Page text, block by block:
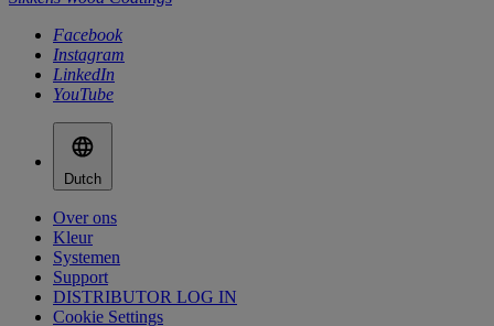
Facebook
Instagram
LinkedIn
YouTube
Dutch
Over ons
Kleur
Systemen
Support
DISTRIBUTOR LOG IN
Cookie Settings